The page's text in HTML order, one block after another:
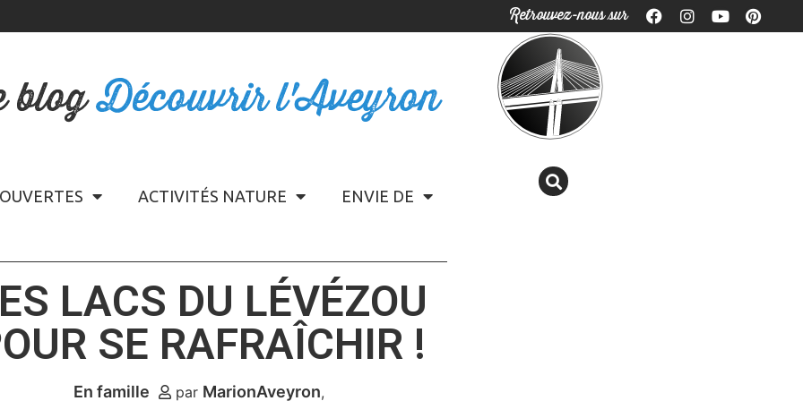
Retrouvez-nous sur
blogDécouvrir l'Aveyron
ACTIVITÉS NATURE ENVIE DE
LACS DU LÉVÉZOU
SE RAFRAÎCHIR !
En famille par MarionAveyron